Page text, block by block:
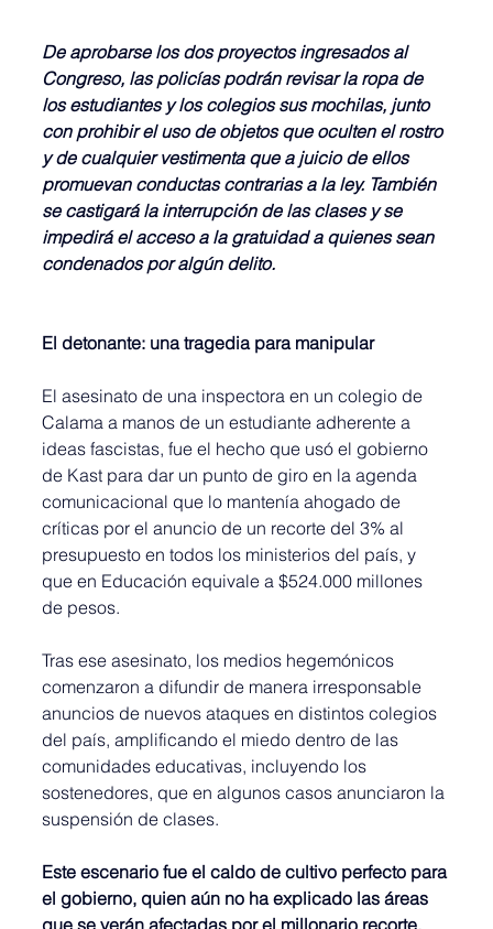
De aprobarse los dos proyectos ingresados al
Congreso, las policías podrán revisar la ropa de
los estudiantes y los colegios sus mochilas, junto
con prohibir el uso de objetos que oculten el rostro
y de cualquier vestimenta que a juicio de ellos
promuevan conductas contrarias a la ley. También
se castigará la interrupción de las clases y se
impedirá el acceso a la gratuidad a quienes sean
condenados por algún delito.
El detonante: una tragedia para manipular
El asesinato de una inspectora en un colegio de
Calama a manos de un estudiante adherente a
ideas fascistas, fue el hecho que usó el gobierno
de Kast para dar un punto de giro en la agenda
comunicacional que lo mantenía ahogado de
críticas por el anuncio de un recorte del 3% al
presupuesto en todos los ministerios del país, y
que en Educación equivale a $524.000 millones
de pesos.
Tras ese asesinato, los medios hegemónicos
comenzaron a difundir de manera irresponsable
anuncios de nuevos ataques en distintos colegios
del país, amplificando el miedo dentro de las
comunidades educativas, incluyendo los
sostenedores, que en algunos casos anunciaron la
suspensión de clases.
Este escenario fue el caldo de cultivo perfecto para
el gobierno, quien aún no ha explicado las áreas